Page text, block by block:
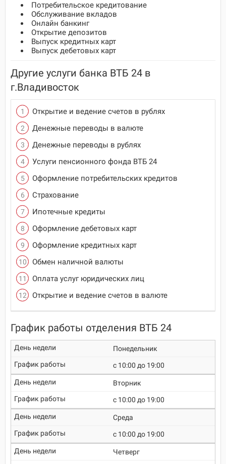
Потребительское кредитование
Обслуживание вкладов
Онлайн банкинг
Открытие депозитов
Выпуск кредитных карт
Выпуск дебетовых карт
Другие услуги банка ВТБ 24 в
г.Владивосток
Открытие и ведение счетов в рублях
Денежные переводы в валюте
Денежные переводы в рублях
Услуги пенсионного фонда ВТБ 24
Оформление потребительских кредитов
Страхование
Ипотечные кредиты
Оформление дебетовых карт
Оформление кредитных карт
Обмен наличной валюты
Оплата услуг юридических лиц
Открытие и ведение счетов в валюте
График работы отделения ВТБ 24
Понедельник
c 10:00 до 19:00
Вторник
c 10:00 до 19:00
Среда
c 10:00 до 19:00
Четверг